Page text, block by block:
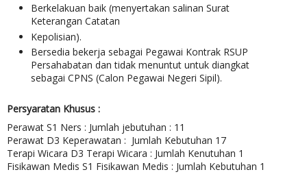
Berkelakuan baik (menyertakan salinan Surat
Keterangan Catatan
Kepolisian).
Bersedia bekerja sebagai Pegawai Kontrak RSUP
Persahabatan dan tidak menuntut untuk diangkat
sebagai CPNS (Calon Pegawai Negeri Sipil).
Persyaratan Khusus :
Perawat S1 Ners : Jumlah jebutuhan : 11
Perawat D3 Keperawatan : Jumlah Kebutuhan 17
Terapi Wicara D3 Terapi Wicara : Jumlah Kenutuhan 1
Fisikawan Medis S1 Fisikawan Medis : Jumlah Kebutuhan 1